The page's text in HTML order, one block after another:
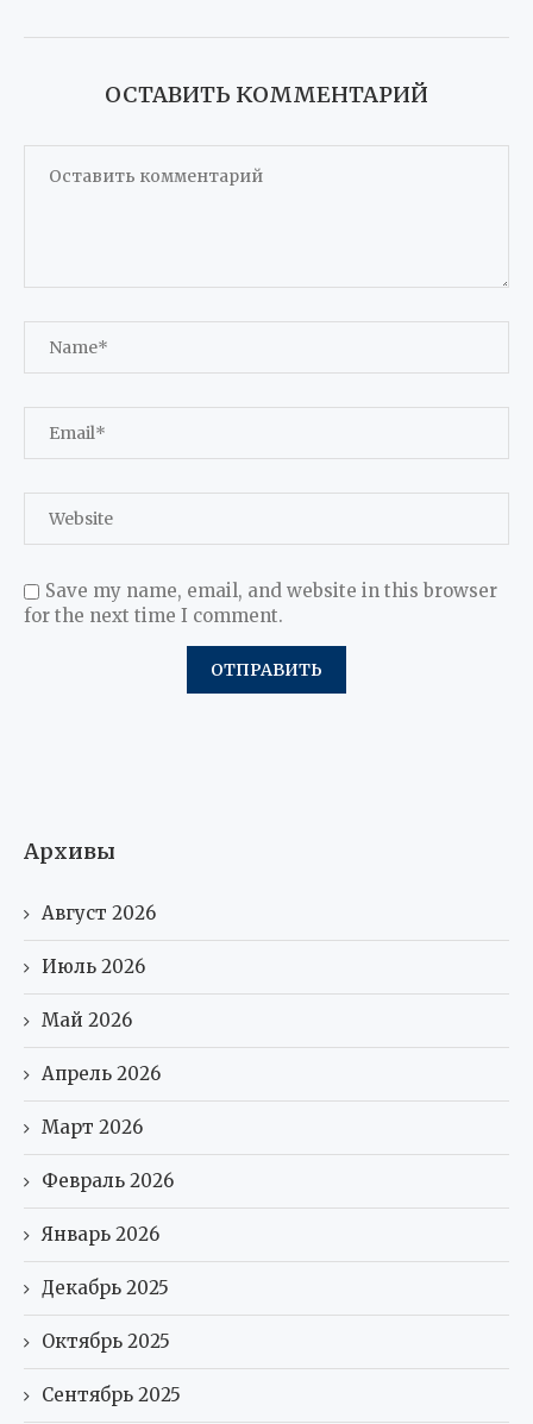
ОСТАВИТЬ КОММЕНТАРИЙ
Save my name, email, and website in this browser
for the next time I comment.
Архивы
Август 2026
Июль 2026
Май 2026
Апрель 2026
Март 2026
Февраль 2026
Январь 2026
Декабрь 2025
Октябрь 2025
Сентябрь 2025